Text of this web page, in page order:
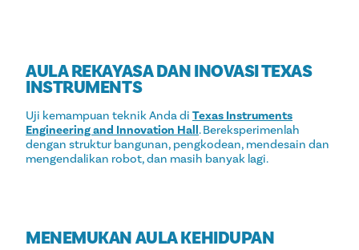
AULA REKAYASA DAN INOVASI TEXAS
INSTRUMENTS
Uji kemampuan teknik Anda di Texas Instruments
Engineering and Innovation Hall. Bereksperimenlah
dengan struktur bangunan, pengkodean, mendesain dan
mengendalikan robot, dan masih banyak lagi.
MENEMUKAN AULA KEHIDUPAN